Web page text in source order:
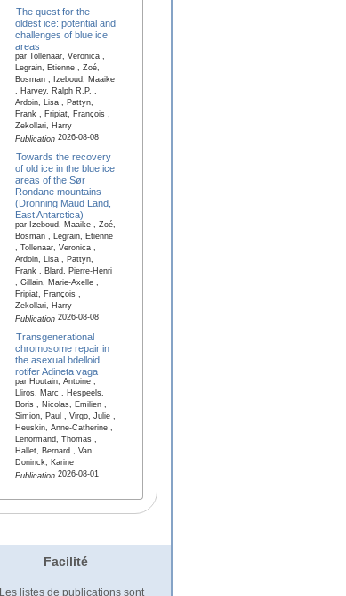
The quest for the
oldest ice: potential and
challenges of blue ice
areas
par Tollenaar, Veronica ,
Legrain, Etienne , Zoé,
Bosman , Izeboud, Maaike
, Harvey, Ralph R.P. ,
Ardoin, Lisa , Pattyn,
Frank , Fripiat, François ,
Zekollari, Harry
Publication2026-08-08
Towards the recovery
of old ice in the blue ice
areas of the Sør
Rondane mountains
(Dronning Maud Land,
East Antarctica)
par Izeboud, Maaike , Zoé,
Bosman , Legrain, Etienne
, Tollenaar, Veronica ,
Ardoin, Lisa , Pattyn,
Frank , Blard, Pierre-Henri
, Gillain, Marie-Axelle ,
Fripiat, François ,
Zekollari, Harry
Publication2026-08-08
Transgenerational
chromosome repair in
the asexual bdelloid
rotifer Adineta vaga
par Houtain, Antoine ,
Lliros, Marc , Hespeels,
Boris , Nicolas, Emilien ,
Simion, Paul , Virgo, Julie ,
Heuskin, Anne-Catherine ,
Lenormand, Thomas ,
Hallet, Bernard , Van
Doninck, Karine
Publication2026-08-01
Facilité
Les listes de publications sont